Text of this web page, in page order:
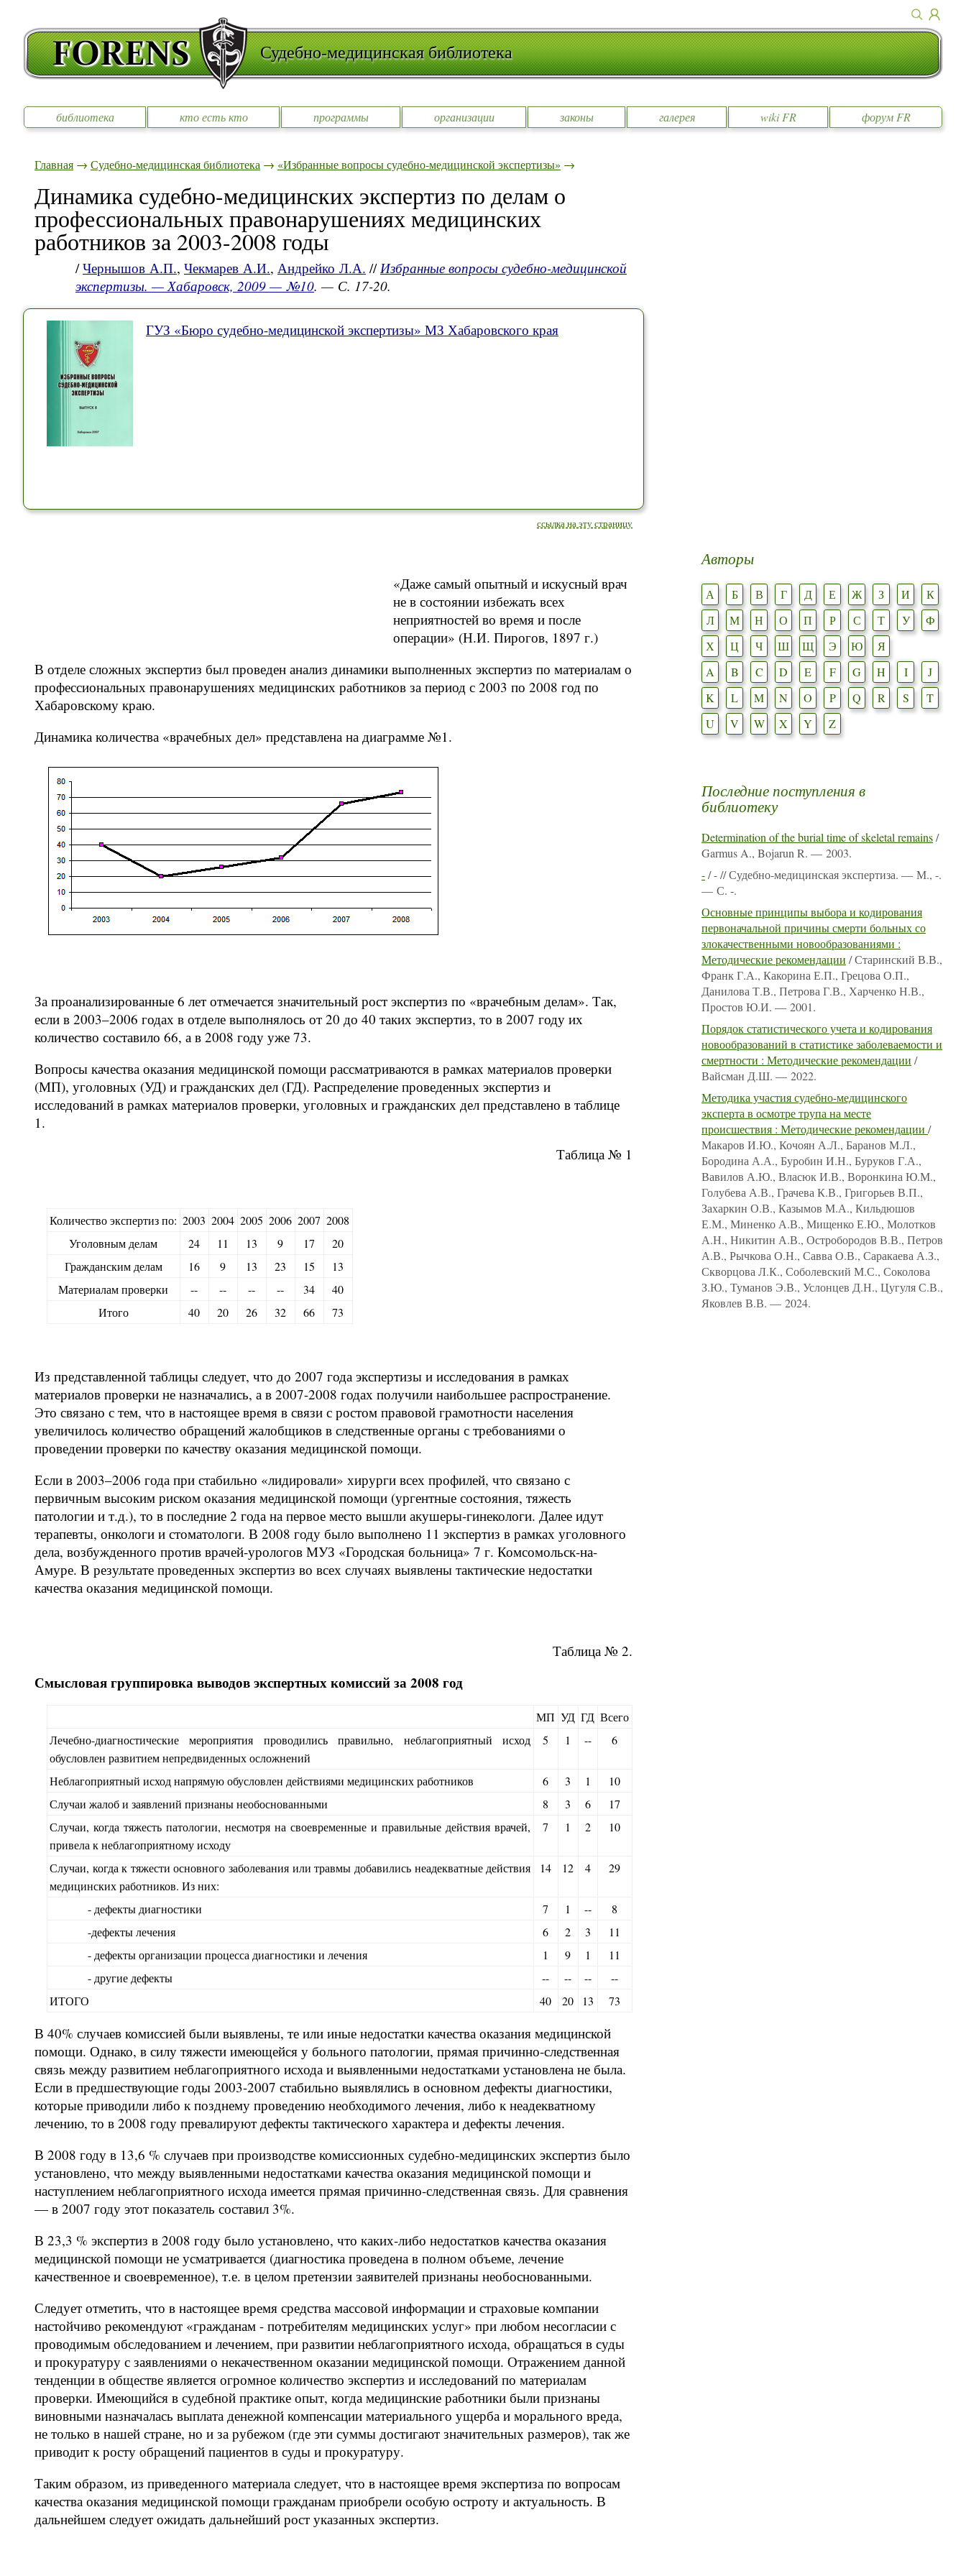
Судебно-медицинская библиотека
библиотека кто есть кто программы организации законы галерея wiki FR форум FR
Главная → Судебно-медицинская библиотека → «Избранные вопросы судебно-медицинской экспертизы» →
Динамика судебно-медицинских экспертиз по делам о
профессиональных правонарушениях медицинских
работников за 2003-2008 годы
/Чернышов А.П., Чекмарев А.И., Андрейко Л.А. //Избранные вопросы судебно-медицинской
экспертизы. — Хабаровск, 2009 — №10. — С. 17-20.
ГУЗ «Бюро судебно-медицинской экспертизы» МЗ Хабаровского края
ссылка на эту страницу
«Даже самый опытный и искусный врач
не в состоянии избежать всех
неприятностей во время и после
операции» (Н.И. Пирогов, 1897 г.)
В отделе сложных экспертиз был проведен анализ динамики выполненных экспертиз по материалам о
профессиональных правонарушениях медицинских работников за период с 2003 по 2008 год по
Хабаровскому краю.
Динамика количества «врачебных дел» представлена на диаграмме №1.
За проанализированные 6 лет отмечается значительный рост экспертиз по «врачебным делам». Так,
если в 2003–2006 годах в отделе выполнялось от 20 до 40 таких экспертиз, то в 2007 году их
количество составило 66, а в 2008 году уже 73.
Вопросы качества оказания медицинской помощи рассматриваются в рамках материалов проверки
(МП), уголовных (УД) и гражданских дел (ГД). Распределение проведенных экспертиз и
исследований в рамках материалов проверки, уголовных и гражданских дел представлено в таблице
1.
Таблица № 1
Количество экспертиз по: 2003 2004 2005 2006 2007 2008
Уголовным делам
24 11 13 9 17
20
Гражданским делам
16 9 13 23 15
13
Материалам проверки
-- -- -- -- 34
40
Итого
40 20 26 32 66 73
Из представленной таблицы следует, что до 2007 года экспертизы и исследования в рамках
материалов проверки не назначались, а в 2007-2008 годах получили наибольшее распространение.
Это связано с тем, что в настоящее время в связи с ростом правовой грамотности населения
увеличилось количество обращений жалобщиков в следственные органы с требованиями о
проведении проверки по качеству оказания медицинской помощи.
Если в 2003–2006 года при стабильно «лидировали» хирурги всех профилей, что связано с
первичным высоким риском оказания медицинской помощи (ургентные состояния, тяжесть
патологии и т.д.), то в последние 2 года на первое место вышли акушеры-гинекологи. Далее идут
терапевты, онкологи и стоматологи. В 2008 году было выполнено 11 экспертиз в рамках уголовного
дела, возбужденного против врачей-урологов МУЗ «Городская больница» 7 г. Комсомольск-на-
Амуре. В результате проведенных экспертиз во всех случаях выявлены тактические недостатки
качества оказания медицинской помощи.
Таблица № 2.
Смысловая группировка выводов экспертных комиссий за 2008 год
МП УД ГД Всего
Лечебно-диагностические мероприятия проводились правильно, неблагоприятный исход
обусловлен развитием непредвиденных осложнений
5 1 -- 6
Неблагоприятный исход напрямую обусловлен действиями медицинских работников 6 3 1
10
Случаи жалоб и заявлений признаны необоснованными
8 3 6
17
Случаи, когда тяжесть патологии, несмотря на своевременные и правильные действия врачей,
привела к неблагоприятному исходу
7 1 2 10
Случаи, когда к тяжести основного заболевания или травмы добавились неадекватные действия
медицинских работников. Из них:
14 12 4 29
- дефекты диагностики 7 1 --
8
-дефекты лечения
6 2 3
11
- дефекты организации процесса диагностики и лечения
1 9 1
11
- другие дефекты
-- -- --
--
ИТОГО
40 20 13 73
В 40% случаев комиссией были выявлены, те или иные недостатки качества оказания медицинской
помощи. Однако, в силу тяжести имеющейся у больного патологии, прямая причинно-следственная
связь между развитием неблагоприятного исхода и выявленными недостатками установлена не была.
Если в предшествующие годы 2003-2007 стабильно выявлялись в основном дефекты диагностики,
которые приводили либо к позднему проведению необходимого лечения, либо к неадекватному
лечению, то в 2008 году превалируют дефекты тактического характера и дефекты лечения.
В 2008 году в 13,6 % случаев при производстве комиссионных судебно-медицинских экспертиз было
установлено, что между выявленными недостатками качества оказания медицинской помощи и
наступлением неблагоприятного исхода имеется прямая причинно-следственная связь. Для сравнения
— в 2007 году этот показатель составил 3%.
В 23,3 % экспертиз в 2008 году было установлено, что каких-либо недостатков качества оказания
медицинской помощи не усматривается (диагностика проведена в полном объеме, лечение
качественное и своевременное), т.е. в целом претензии заявителей признаны необоснованными.
Следует отметить, что в настоящее время средства массовой информации и страховые компании
настойчиво рекомендуют «гражданам - потребителям медицинских услуг» при любом несогласии с
проводимым обследованием и лечением, при развитии неблагоприятного исхода, обращаться в суды
и прокуратуру с заявлениями о некачественном оказании медицинской помощи. Отражением данной
тенденции в обществе является огромное количество экспертиз и исследований по материалам
проверки. Имеющийся в судебной практике опыт, когда медицинские работники были признаны
виновными назначалась выплата денежной компенсации материального ущерба и морального вреда,
не только в нашей стране, но и за рубежом (где эти суммы достигают значительных размеров), так же
приводит к росту обращений пациентов в суды и прокуратуру.
Таким образом, из приведенного материала следует, что в настоящее время экспертиза по вопросам
качества оказания медицинской помощи гражданам приобрели особую остроту и актуальность. В
дальнейшем следует ожидать дальнейший рост указанных экспертиз.
Авторы
А Б В Г Д Е Ж З И
К
Л
М Н О П Р С Т У
Ф
Х
Ц Ч Ш Щ Э Ю
Я
A
B C D E F G H I
J
K
L M N O P Q R S
T
U
V W X Y Z
Последние поступления в
библиотеку
Determination of the burial time of skeletal remains/
Garmus A., Bojarun R. — 2003.
-/ - // Судебно-медицинская экспертиза. — М., -.
— С. -.
Основные принципы выбора и кодирования
первоначальной причины смерти больных со
злокачественными новообразованиями :
Методические рекомендации / Старинский В.В.,
Франк Г.А., Какорина Е.П., Грецова О.П.,
Данилова Т.В., Петрова Г.В., Харченко Н.В.,
Простов Ю.И. — 2001.
Порядок статистического учета и кодирования
новообразований в статистике заболеваемости и
смертности : Методические рекомендации /
Вайсман Д.Ш. — 2022.
Методика участия судебно-медицинского
эксперта в осмотре трупа на месте
происшествия : Методические рекомендации /
Макаров И.Ю., Кочоян А.Л., Баранов М.Л.,
Бородина А.А., Буробин И.Н., Буруков Г.А.,
Вавилов А.Ю., Власюк И.В., Воронкина Ю.М.,
Голубева А.В., Грачева К.В., Григорьев В.П.,
Захаркин О.В., Казымов М.А., Кильдюшов
Е.М., Миненко А.В., Мищенко Е.Ю., Молотков
А.Н., Никитин А.В., Остробородов В.В., Петров
А.В., Рычкова О.Н., Савва О.В., Саракаева А.З.,
Скворцова Л.К., Соболевский М.С., Соколова
З.Ю., Туманов Э.В., Услонцев Д.Н., Цугуля С.В.,
Яковлев В.В. — 2024.